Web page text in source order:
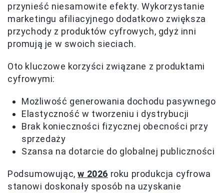
przynieść niesamowite efekty. Wykorzystanie
marketingu afiliacyjnego dodatkowo zwiększa
przychody z produktów cyfrowych, gdyż inni
promują je w swoich sieciach.
Oto kluczowe korzyści związane z produktami
cyfrowymi:
Możliwość generowania dochodu pasywnego
Elastyczność w tworzeniu i dystrybucji
Brak konieczności fizycznej obecności przy
sprzedaży
Szansa na dotarcie do globalnej publiczności
Podsumowując,w 2026 roku produkcja cyfrowa
stanowi doskonały sposób na uzyskanie